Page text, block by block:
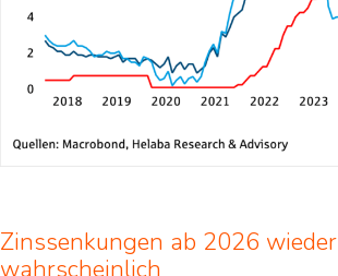
Zinssenkungen ab 2026 wieder
wahrscheinlich